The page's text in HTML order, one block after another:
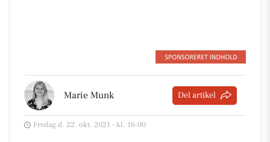
Marie Munk Del artikel
Fredag d. 22. okt. 2021 - kl. 16:00